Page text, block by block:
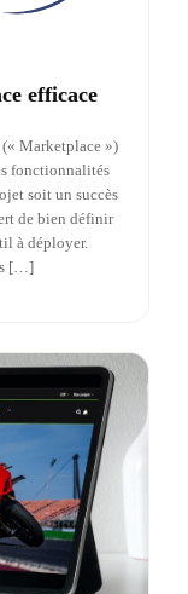
efficace
(« Marketplace »)
fonctionnalités
soit un succès
de bien définir
à déployer.
[…]